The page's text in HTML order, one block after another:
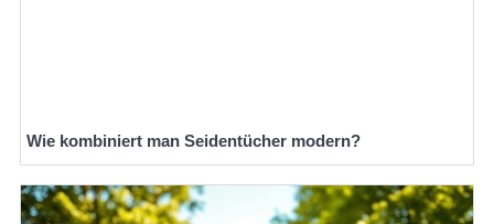
Wie kombiniert man Seidentücher modern?